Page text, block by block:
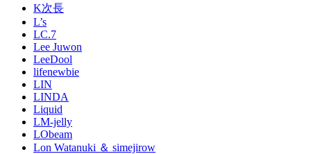
K次長
L’s
LC.7
Lee Juwon
LeeDool
lifenewbie
LIN
LINDA
Liquid
LM-jelly
LObeam
Lon Watanuki ＆ simejirow